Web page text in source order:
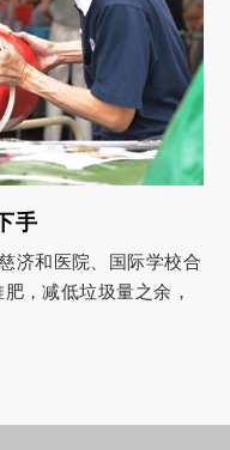
手
济和医院、国际学校合
，减低垃圾量之余，